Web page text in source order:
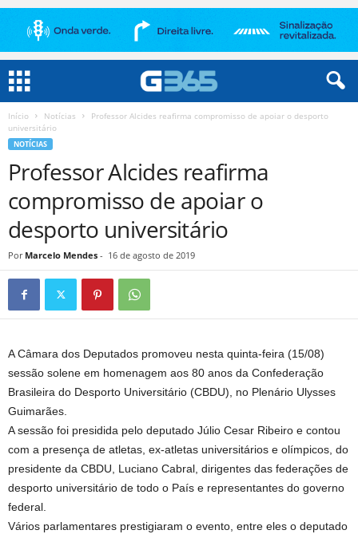
Início Notícias
Professor Alcides reafirma compromisso de apoiar o desporto
universitário
NOTÍCIAS
Professor Alcides reafirma
compromisso de apoiar o
desporto universitário
Por Marcelo Mendes - 16 de agosto de 2019
A Câmara dos Deputados promoveu nesta quinta-feira (15/08)
sessão solene em homenagem aos 80 anos da Confederação
Brasileira do Desporto Universitário (CBDU), no Plenário Ulysses
Guimarães.
A sessão foi presidida pelo deputado Júlio Cesar Ribeiro e contou
com a presença de atletas, ex-atletas universitários e olímpicos, do
presidente da CBDU, Luciano Cabral, dirigentes das federações de
desporto universitário de todo o País e representantes do governo
federal.
Vários parlamentares prestigiaram o evento, entre eles o deputado